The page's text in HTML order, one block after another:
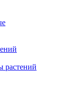
растений